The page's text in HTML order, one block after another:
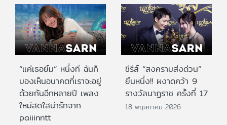
“แค่เธอยิ้ม” หนึ่งที ฉันก็
มองเห็นอนาคตที่เราจะอยู่
ด้วยกันอีกหลายปี เพลง
ใหม่สดใสน่ารักจาก
paiiinntt
ซีรีส์ “สงครามส่งด่วน”
ยืนหนึ่ง!! ผงาดคว้า 9
รางวัลนาฏราช ครั้งที่ 17
18 พฤษภาคม 2026